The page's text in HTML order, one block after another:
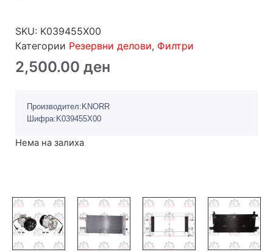
SKU: K039455X00
Категории Резервни делови, Филтри
2,500.00 ден
Производител:KNORR
Шифра:K039455X00
Нема на залиха